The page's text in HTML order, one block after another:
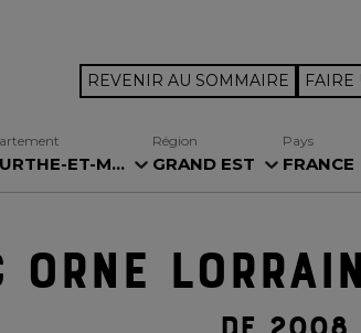
REVENIR AU SOMMAIRE
ET-M...
Région
GRAND EST
Pays
FRANCE
ORNE